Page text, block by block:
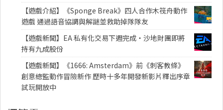
【遊戲介紹】《Sponge Break》四人合作木筏舟動作
遊戲 通過語音協調與解謎並救助掉隊隊友
【遊戲新聞】EA 私有化交易下週完成・沙地財團即將
持有九成股份
【遊戲新聞】《1666: Amsterdam》前《刺客教條》
創意總監動作冒險新作 歷時十多年開發新影片釋出序章
試玩開放中